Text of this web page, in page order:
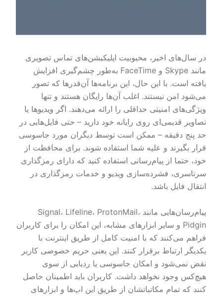
در سال‌های اخیر، محبوبیت اپلیکیشن‌های تماس تصویری
مانند Skype و FaceTime به‌طور چشم‌گیری افزایش
یافته است. با این حال، این برنامه‌ها آن‌قدرها که تصور
می‌شود امن نیستند. اغلب آن‌ها رایگان هستند و تنها
ویژگی‌های امنیتی حداقلی را ارائه می‌دهند. اگر ویدیوها یا
تصاویر قدیمی‌ای روی رایانه خود دارید – حتی فایل‌هایی در
حد پنج دقیقه – ممکن است توسط دیگران مورد جاسوسی
قرار بگیرند و علیه شما استفاده شوند. برای محافظت از
خود، حتما از پیام‌رسانی استفاده کنید که دارای رمزگذاری
سرتاسری، فشرده‌سازی ویدیو و خدمات رمزگذاری در
انتقال فایل باشد.
پیام‌رسان‌هایی مانند Signal، Lifeline، ProtonMail،
Pidgin و سایر ابزارهای مشابه، این امکان را برای کاربران
فراهم می‌کنند که با امنیت کامل از طریق اینترنت با
یکدیگر ارتباط برقرار کنند. این یعنی حریم خصوصی کاربر
نقض نمی‌شود و امکان جاسوسی یا ردیابی از سوی
هیچ‌کس وجود نخواهد داشت. کاربران باید اطمینان حاصل
کنند که تمام مکاتباتشان از طریق این اپ‌ها و ابزارهای